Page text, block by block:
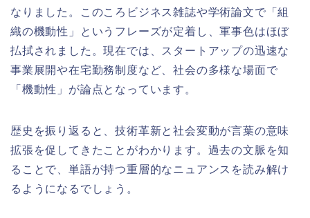
なりました。このころビジネス雑誌や学術論文で「組
織の機動性」というフレーズが定着し、軍事色はほぼ
払拭されました。現在では、スタートアップの迅速な
事業展開や在宅勤務制度など、社会の多様な場面で
「機動性」が論点となっています。
歴史を振り返ると、技術革新と社会変動が言葉の意味
拡張を促してきたことがわかります。過去の文脈を知
ることで、単語が持つ重層的なニュアンスを読み解け
るようになるでしょう。